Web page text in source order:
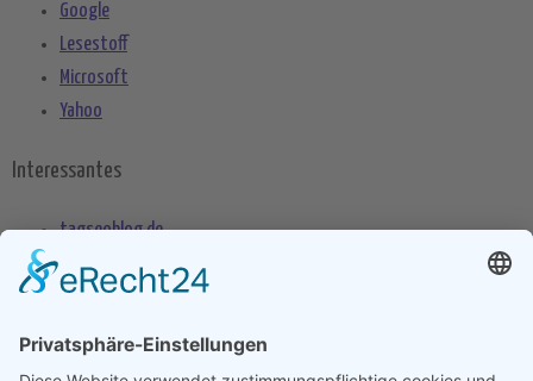
Google
Lesestoff
Microsoft
Yahoo
Interessantes
tagseoblog.de
SEO Blog
seo-trainee.de